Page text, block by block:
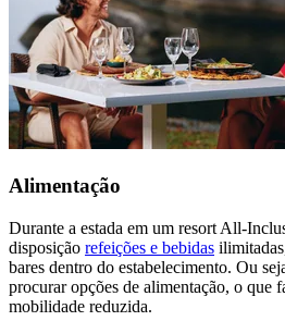
Alimentação
Durante a estada em um resort All-
disposição refeições e bebidas
bares dentro do estabelecimento. Ou
procurar opções de alimentação, o que
mobilidade reduzida.